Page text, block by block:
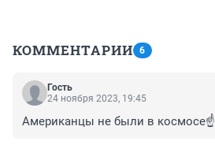
КОММЕНТАРИИ 6
Гость
24 ноября 2023, 19:45
Американцы не были в космосе☝️